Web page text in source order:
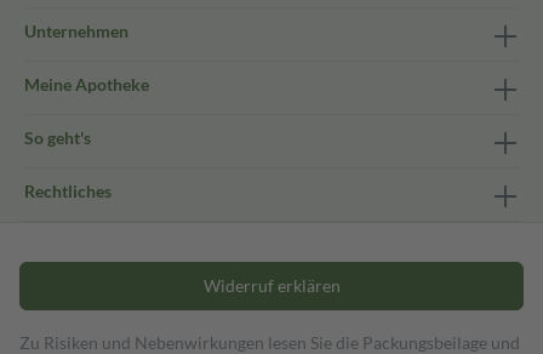
Unternehmen
Meine Apotheke
So geht's
Rechtliches
Widerruf erklären
Zu Risiken und Nebenwirkungen lesen Sie die Packungsbeilage und